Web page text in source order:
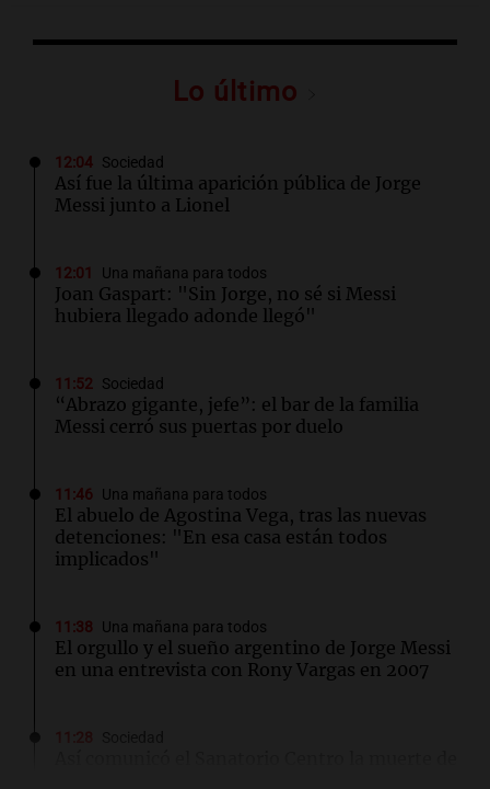
Lo último
12:04 Sociedad
Así fue la última aparición pública de Jorge
Messi junto a Lionel
12:01 Una mañana para todos
Joan Gaspart: "Sin Jorge, no sé si Messi
hubiera llegado adonde llegó"
11:52 Sociedad
“Abrazo gigante, jefe”: el bar de la familia
Messi cerró sus puertas por duelo
11:46 Una mañana para todos
El abuelo de Agostina Vega, tras las nuevas
detenciones: "En esa casa están todos
implicados"
11:38 Una mañana para todos
El orgullo y el sueño argentino de Jorge Messi
en una entrevista con Rony Vargas en 2007